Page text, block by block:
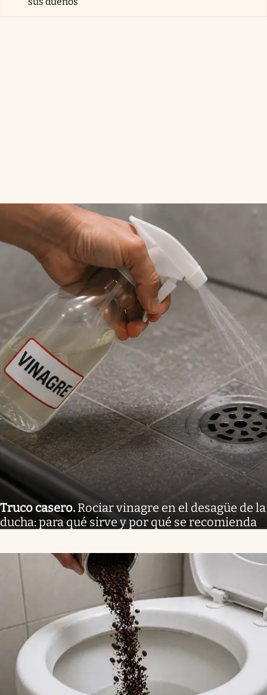
Truco casero. Rociar vinagre en el desagüe de la
ducha: para qué sirve y por qué se recomienda